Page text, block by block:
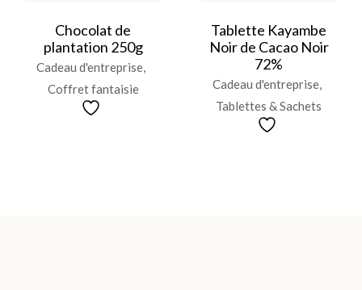
Chocolat de
plantation 250g
Cadeau d'entreprise
Coffret fantaisie
Tablette Kayambe
Noir de Cacao Noir
72%
Cadeau d'entreprise
Tablettes & Sachets